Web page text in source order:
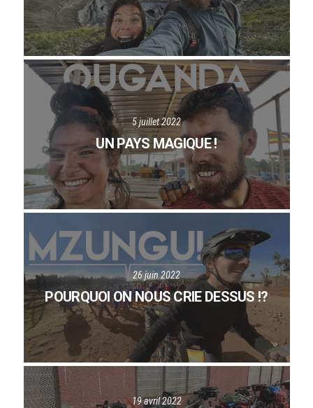
5 juillet 2022
UN PAYS MAGIQUE !
26 juin 2022
POURQUOI ON NOUS CRIE DESSUS !?
19 avril 2022